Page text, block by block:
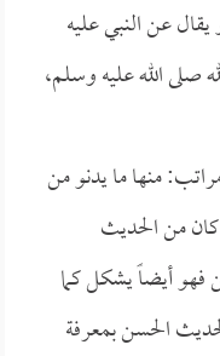
عن النبي عليه
صلى الله عليه وسلم،
منها ما يدنو من
من الحديث
أيضاً يشكل كما
الحسن بمعرفة